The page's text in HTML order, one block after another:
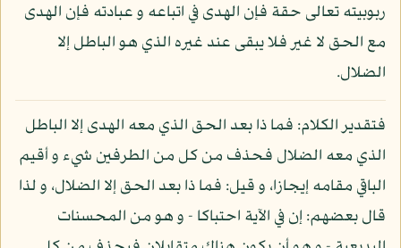
ربوبيته تعالى حقة فإن الهدى في اتباعه و عبادته فإن الهدى
مع الحق لا غير فلا يبقى عند غيره الذي هو الباطل إلا
الضلال.
فتقدير الكلام: فما ذا بعد الحق الذي معه الهدى إلا الباطل
الذي معه الضلال فحذف من كل من الطرفين شيء و أقيم
الباقي مقامه إيجازا، و قيل: فما ذا بعد الحق إلا الضلال، و لذا
قال بعضهم: إن في الآية احتباكا - و هو من المحسنات